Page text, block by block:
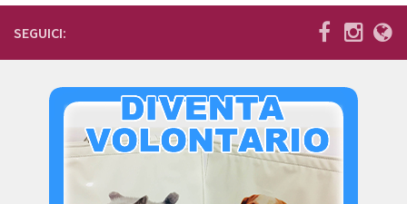
Bilancio
I volontari
SEGUICI: